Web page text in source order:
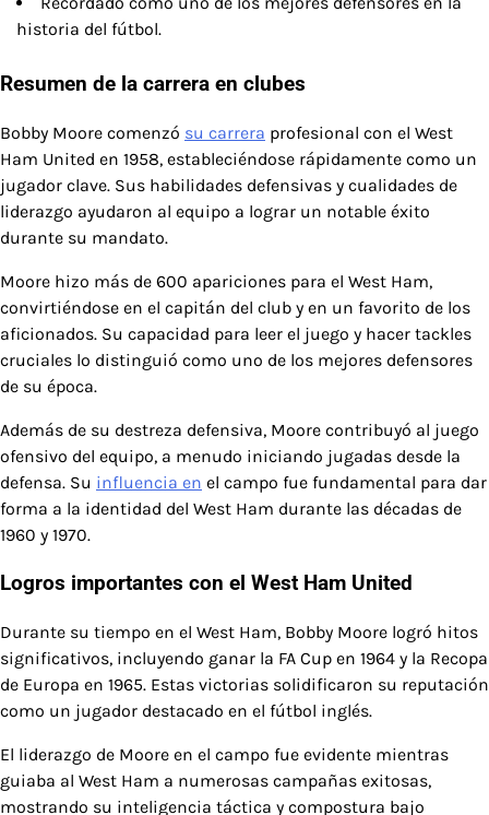
historia del fútbol.
Resumen de la carrera en clubes
Bobby Moore comenzó su carrera profesional con el West
Ham United en 1958, estableciéndose rápidamente como un
jugador clave. Sus habilidades defensivas y cualidades de
liderazgo ayudaron al equipo a lograr un notable éxito
durante su mandato.
Moore hizo más de 600 apariciones para el West Ham,
convirtiéndose en el capitán del club y en un favorito de los
aficionados. Su capacidad para leer el juego y hacer tackles
cruciales lo distinguió como uno de los mejores defensores
de su época.
Además de su destreza defensiva, Moore contribuyó al juego
ofensivo del equipo, a menudo iniciando jugadas desde la
defensa. Su influencia en el campo fue fundamental para dar
forma a la identidad del West Ham durante las décadas de
1960 y 1970.
Logros importantes con el West Ham United
Durante su tiempo en el West Ham, Bobby Moore logró hitos
significativos, incluyendo ganar la FA Cup en 1964 y la Recopa
de Europa en 1965. Estas victorias solidificaron su reputación
como un jugador destacado en el fútbol inglés.
El liderazgo de Moore en el campo fue evidente mientras
guiaba al West Ham a numerosas campañas exitosas,
mostrando su inteligencia táctica y compostura bajo